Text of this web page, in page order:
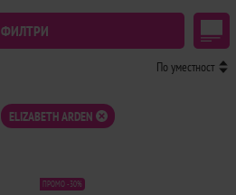
ФИЛТРИ
По уместност
ELIZABETH ARDEN
ПРОМО -30%